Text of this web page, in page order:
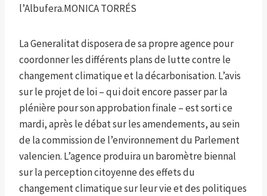
l’Albufera.MONICA TORRÉS
La Generalitat disposera de sa propre agence pour
coordonner les différents plans de lutte contre le
changement climatique et la décarbonisation. L’avis
sur le projet de loi – qui doit encore passer par la
plénière pour son approbation finale – est sorti ce
mardi, après le débat sur les amendements, au sein
de la commission de l’environnement du Parlement
valencien. L’agence produira un baromètre biennal
sur la perception citoyenne des effets du
changement climatique sur leur vie et des politiques